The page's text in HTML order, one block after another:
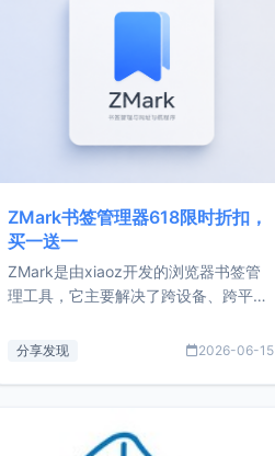
ZMark书签管理器618限时折扣，
买一送一
ZMark是由xiaoz开发的浏览器书签管
理工具，它主要解决了跨设备、跨平
做到一处部署、随处访问。同时，它还
量级： 使用Bun + Hono.js
分享发现 2026-06-15